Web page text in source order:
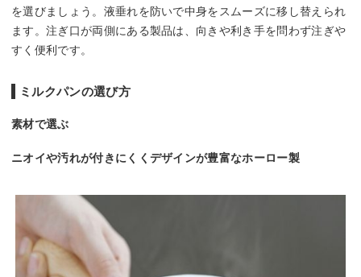
を選びましょう。液垂れを防いで中身をスムーズに移し替えられ
ます。注ぎ口が両側にある製品は、向きや利き手を問わず注ぎや
すく便利です。
ミルクパンの選び方
素材で選ぶ
ニオイや汚れが付きにくくデザインが豊富なホーロー製